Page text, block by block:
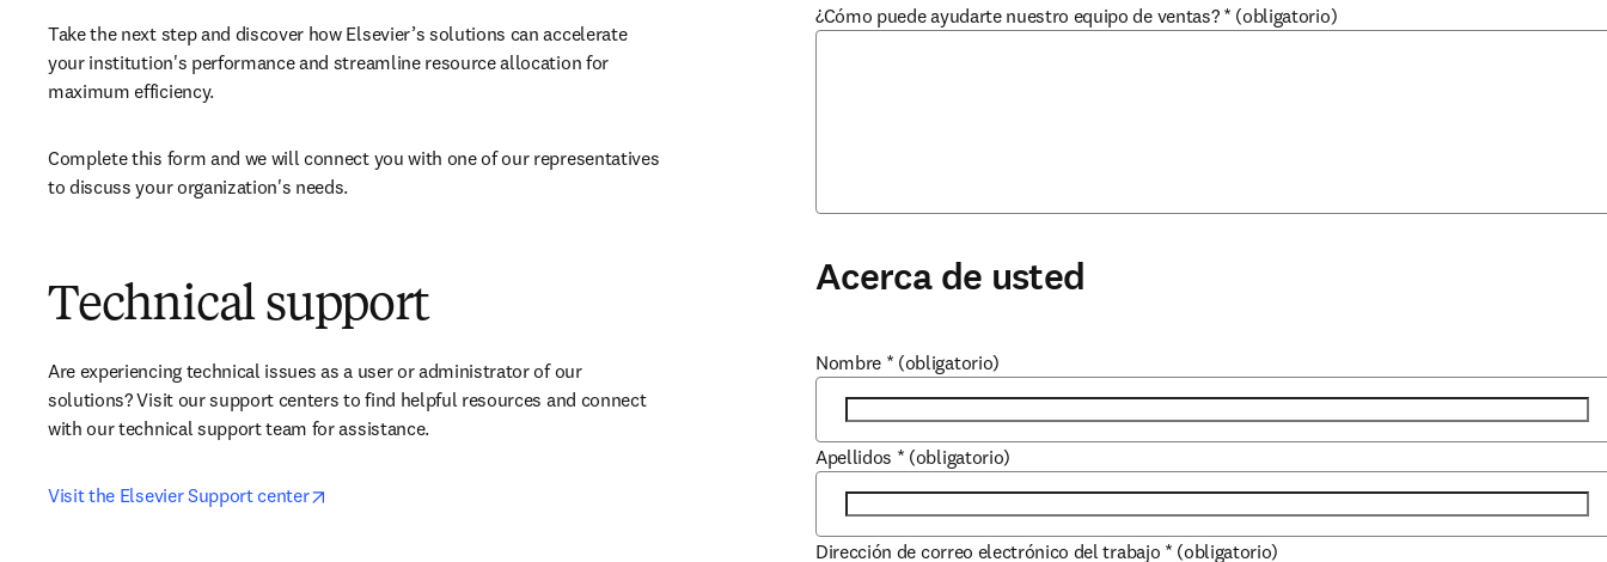
Take the next step and discover how Elsevier’s solutions can accelerate
your institution's performance and streamline resource allocation for
maximum efficiency.
Complete this form and we will connect you with one of our representatives
to discuss your organization's needs.
Technical support
Are experiencing technical issues as a user or administrator of our
solutions? Visit our support centers to find helpful resources and connect
with our technical support team for assistance.
Visit the Elsevier Support center
¿Cómo puede ayudarte nuestro equipo de ventas? * (obligatorio)
Acerca de usted
Nombre * (obligatorio)
Apellidos * (obligatorio)
Dirección de correo electrónico del trabajo * (obligatorio)